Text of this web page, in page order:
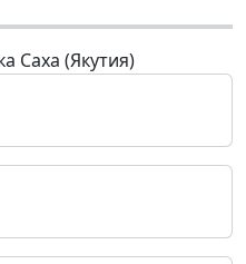
Саха (Якутия)